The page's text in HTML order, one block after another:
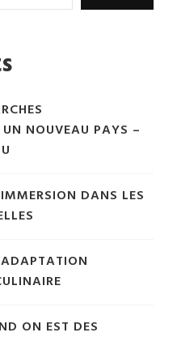
NOUVEAU PAYS –
DANS LES
ON EST DES